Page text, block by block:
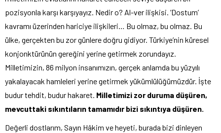
pozisyonla karşı karşıyayız. Nedir o? Al-ver ilişkisi. ‘Dostum’
kavramı üzerinden hariciye ilişkileri… Bu olmaz, bu olmaz. Bu
ülke, gerçekten bu zor günlere doğru gidiyor. Türkiye’nin küresel
konjonktürünün gereğini yerine getirmek zorundayız.
Milletimizin, 86 milyon insanımızın, gerçek anlamda bu yüzyılı
yakalayacak hamleleri yerine getirmek yükümlülüğümüzdür. İşte
budur tehdit, budur hakaret. Milletimizi zor duruma düşüren,
mevcuttaki sıkıntıların tamamıdır bizi sıkıntıya düşüren.
Değerli dostlarım, Sayın Hâkim ve heyeti, burada bizi dinleyen